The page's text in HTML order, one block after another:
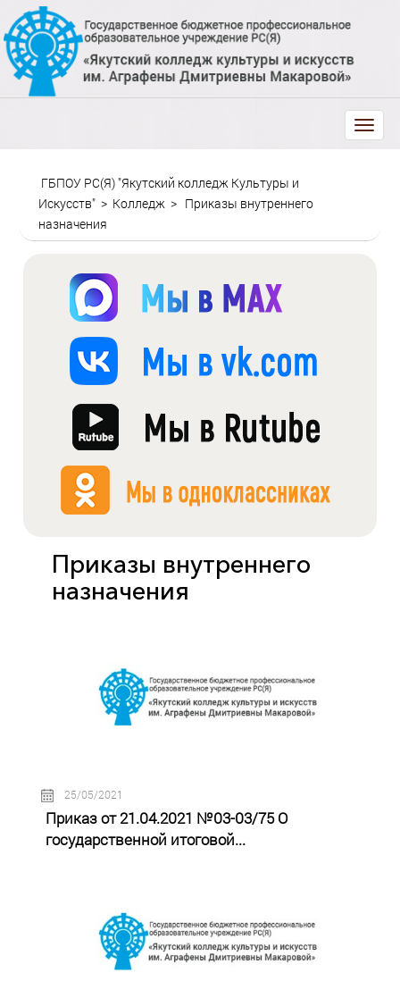
trk
ГБПОУ РС(Я) "Якутский колледж Культуры и
Искусств" > Колледж > Приказы внутреннего
назначения
Приказы внутреннего
назначения
25/05/2021
Приказ от 21.04.2021 №03-03/75 О
государственной итоговой...